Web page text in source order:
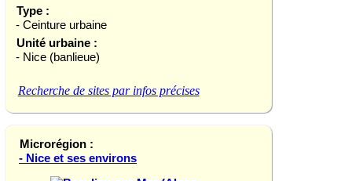
Type :
- Ceinture urbaine
Unité urbaine :
- Nice (banlieue)
Recherche de sites par infos précises
Microrégion :
- Nice et ses environs